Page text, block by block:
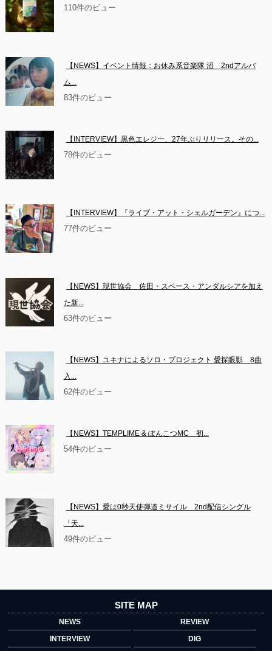
110件のビュー
【NEWS】イベント情報：お休み系音楽隊 沼　2ndアルバ
ム...
83件のビュー
【INTERVIEW】黒色エレジー、27年ぶりリリース。その...
78件のビュー
【INTERVIEW】『ライブ・アット・シェルガーデン』につ...
77件のビュー
【NEWS】現世協会　佐田・スペース・アンダルシアを加え
た新...
63件のビュー
【NEWS】ユキナによるソロ・プロジェクト 愛探眼影　8曲
入...
62件のビュー
【NEWS】TEMPLIME & ぽんこつMC　初...
54件のビュー
【NEWS】愛は0秒天使弾道ミサイル　2nd配信シングル
「天...
49件のビュー
SITE MAP
NEWS
REVIEW
INTERVIEW
DIG